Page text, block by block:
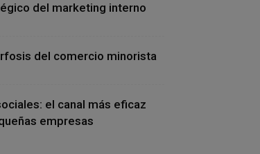
del marketing interno
del comercio minorista
el canal más eficaz
empresas